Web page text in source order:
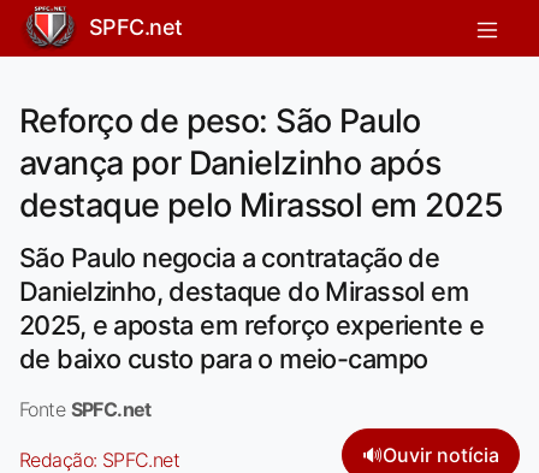
SPFC.net
Reforço de peso: São Paulo
avança por Danielzinho após
destaque pelo Mirassol em 2025
São Paulo negocia a contratação de
Danielzinho, destaque do Mirassol em
2025, e aposta em reforço experiente e
de baixo custo para o meio-campo
Fonte SPFC.net
Redação: SPFC.net 🔊Ouvir notícia